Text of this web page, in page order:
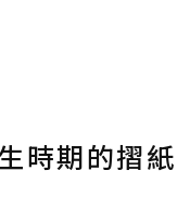
時期的摺紙